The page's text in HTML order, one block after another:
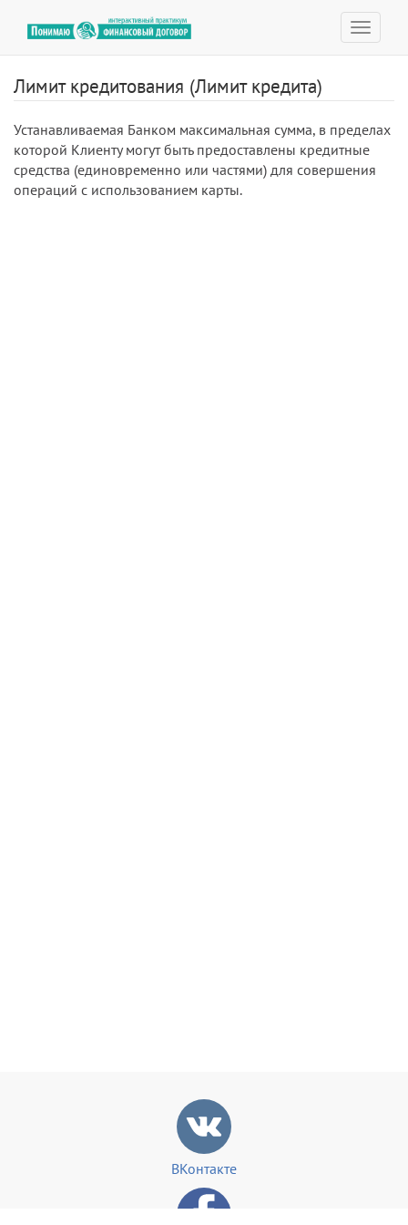
Toggle
Лимит кредитования (Лимит кредита)
Устанавливаемая Банком максимальная сумма, в пределах
которой Клиенту могут быть предоставлены кредитные
средства (единовременно или частями) для совершения
операций с использованием карты.
ВКонтакте